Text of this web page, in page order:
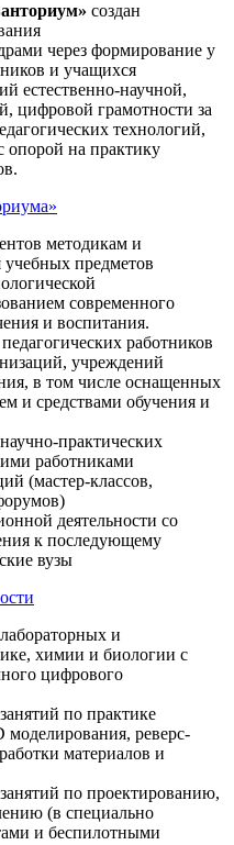
создан
через формирование у
и учащихся
естественно-научной,
цифровой грамотности за
технологий,
опорой на практику
методикам и
учебных предметов
современного
и воспитания.
работников
учреждений
в том числе оснащенных
и средствами обучения и
практических
работниками
(мастер-классов,
деятельности со
к последующему
вузы
и
химии и биологии с
цифрового
по практике
реверс-
материалов и
по проектированию,
(в специально
и беспилотными